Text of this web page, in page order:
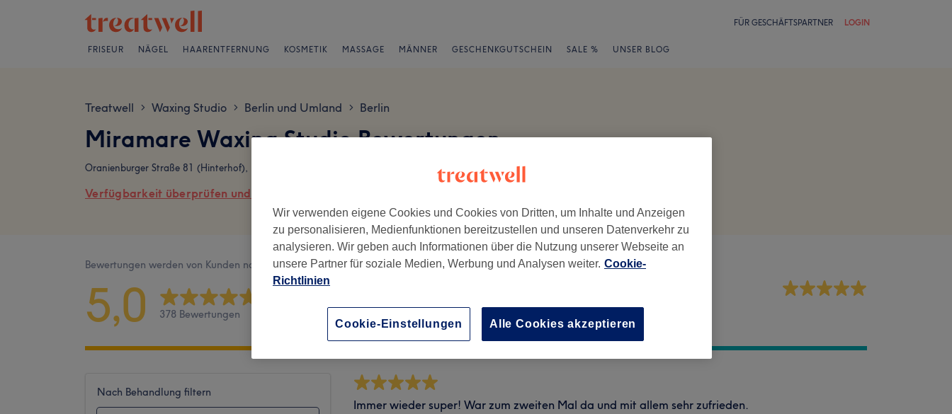
FÜR GESCHÄFTSPARTNER LOGIN
FRISEUR NÄGEL HAARENTFERNUNG KOSMETIK MASSAGE MÄNNER GESCHENKGUTSCHEIN SALE % UNSER BLOG
Treatwell > Waxing Studio > Berlin und Umland > Berlin
Miramare Waxing Studio Bewertungen
Oranienburger Straße 81 (Hinterhof), , Wittenau, 13437 Berlin
Verfügbarkeit überprüfen und online buchen
Bewertungen werden von Kunden nach ihrem Besuch geschrieben.
5,0 378 Bewertungen Sauberkeit
Nach Behandlung filtern
Immer wieder super! War zum zweiten Mal da und mit allem sehr zufrieden.
Wir verwenden eigene Cookies und Cookies von Dritten, um Inhalte und Anzeigen
zu personalisieren, Medienfunktionen bereitzustellen und unseren Datenverkehr zu
analysieren. Wir geben auch Informationen über die Nutzung unserer Webseite an
unsere Partner für soziale Medien, Werbung und Analysen weiter. Cookie-
Richtlinien
Cookie-Einstellungen Alle Cookies akzeptieren